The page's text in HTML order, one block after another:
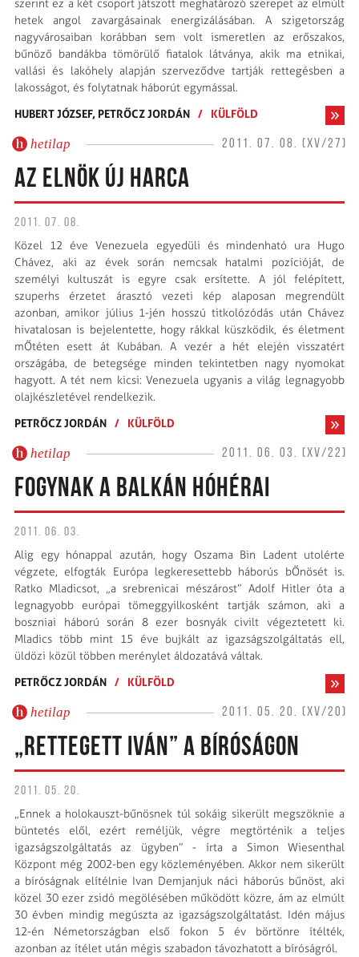
szerint ez a két csoport játszott meghatározó szerepet az elmúlt
hetek angol zavargásainak energizálásában. A szigetország
nagyvárosaiban korábban sem volt ismeretlen az erőszakos,
bűnöző bandákba tömörülő fiatalok látványa, akik ma etnikai,
vallási és lakóhely alapján szerveződve tartják rettegésben a
lakosságot, és folytatnak háborút egymással.
HUBERT JÓZSEF, PETRŐCZ JORDÁN / KÜLFÖLD
hetilap 2011. 07. 08. (XV/27)
AZ ELNÖK ÚJ HARCA
2011. 07. 08.
Közel 12 éve Venezuela egyedüli és mindenható ura Hugo
Chávez, aki az évek során nemcsak hatalmi pozícióját, de
személyi kultuszát is egyre csak ersítette. A jól felépített,
szuperhs érzetet árasztó vezeti kép alaposan megrendült
azonban, amikor július 1-jén hosszú titkolózódás után Chávez
hivatalosan is bejelentette, hogy rákkal küszködik, és életment
mŐtéten esett át Kubában. A vezér a hét elején visszatért
országába, de betegsége minden tekintetben nagy nyomokat
hagyott. A tét nem kicsi: Venezuela ugyanis a világ legnagyobb
olajkészletével rendelkezik.
PETRŐCZ JORDÁN / KÜLFÖLD
hetilap 2011. 06. 03. (XV/22)
FOGYNAK A BALKÁN HÓHÉRAI
2011. 06. 03.
Alig egy hónappal azután, hogy Oszama Bin Ladent utolérte
végzete, elfogták Európa legkeresettebb háborús bŐnösét is.
Ratko Mladicsot, „a srebrenicai mészárost” Adolf Hitler óta a
legnagyobb európai tömeggyilkosként tartják számon, aki a
boszniai háború során 8 ezer bosnyák civilt végeztetett ki.
Mladics több mint 15 éve bujkált az igazságszolgáltatás ell,
üldözi közül többen merénylet áldozatává váltak.
PETRŐCZ JORDÁN / KÜLFÖLD
hetilap 2011. 05. 20. (XV/20)
„RETTEGETT IVÁN” A BÍRÓSÁGON
2011. 05. 20.
„Ennek a holokauszt-bűnösnek túl sokáig sikerült megszöknie a
büntetés elől, ezért reméljük, végre megtörténik a teljes
igazságszolgáltatás az ügyben” - írta a Simon Wiesenthal
Központ még 2002-ben egy közleményében. Akkor nem sikerült
a bíróságnak elítélnie Ivan Demjanjuk náci háborús bűnöst, aki
közel 30 ezer zsidó megölésében működött közre, ám az elmúlt
30 évben mindig megúszta az igazságszolgáltatást. Idén május
12-én Németországban első fokon 5 év börtönre ítélték,
azonban az ítélet után mégis szabadon távozhatott a bíróságról.